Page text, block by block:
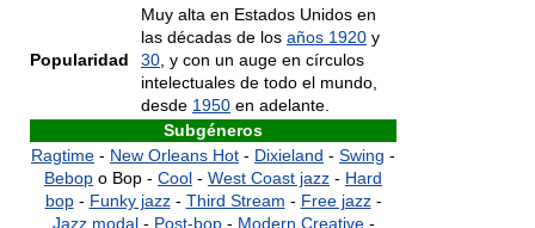
Popularidad
Muy alta en Estados Unidos en
las décadas de los años 1920 y
30 , y con un auge en círculos
intelectuales de todo el mundo,
desde 1950 en adelante.
Subgéneros
Ragtime - New Orleans Hot - Dixieland - Swing -
Bebop o Bop - Cool - West Coast jazz - Hard
bop- Funky jazz- Third Stream - Free jazz-
Jazz modal- Post-bop- Modern Creative-